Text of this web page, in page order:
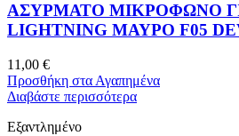
ΑΣΥΡΜΑΤΟ ΜΙΚΡΟΦΩΝΟ
LIGHTNING ΜΑΥΡΟ F05
11,00 €
Προσθήκη στα Αγαπημένα
Διαβάστε περισσότερα
Εξαντλημένο